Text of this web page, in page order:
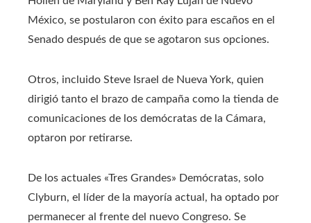
México, se postularon con éxito para escaños en el
Senado después de que se agotaron sus opciones.
Otros, incluido Steve Israel de Nueva York, quien
dirigió tanto el brazo de campaña como la tienda de
comunicaciones de los demócratas de la Cámara,
optaron por retirarse.
De los actuales «Tres Grandes» Demócratas, solo
Clyburn, el líder de la mayoría actual, ha optado por
permanecer al frente del nuevo Congreso. Se